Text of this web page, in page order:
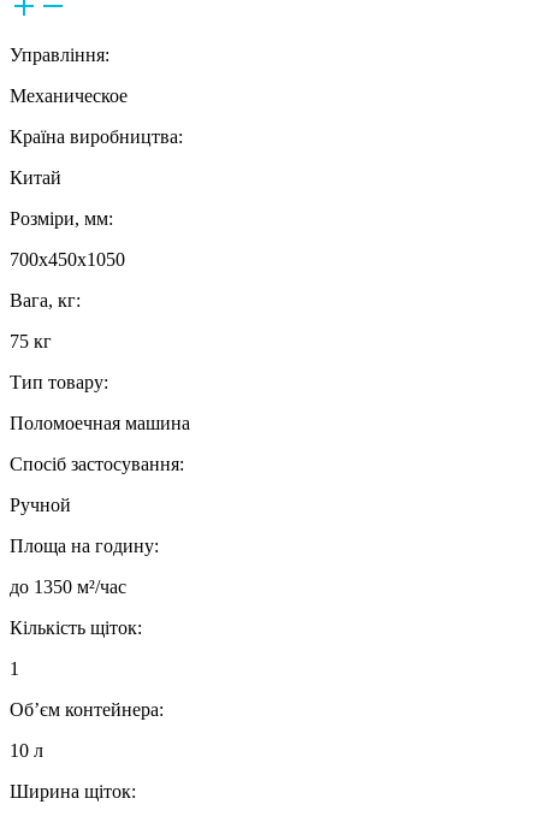
Управління:
Механическое
Країна виробництва:
Китай
Розміри, мм:
700х450х1050
Вага, кг:
75 кг
Тип товару:
Поломоечная машина
Спосіб застосування:
Ручной
Площа на годину:
до 1350 м²/час
Кількість щіток:
1
Об’єм контейнера:
10 л
Ширина щіток: